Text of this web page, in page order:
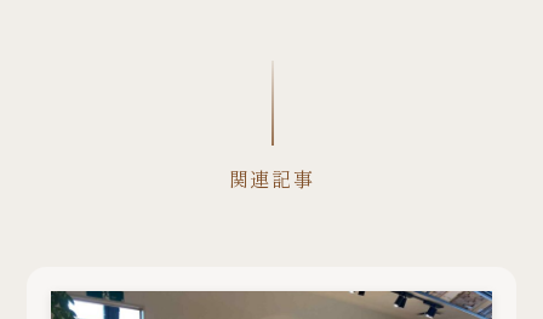
関連記事